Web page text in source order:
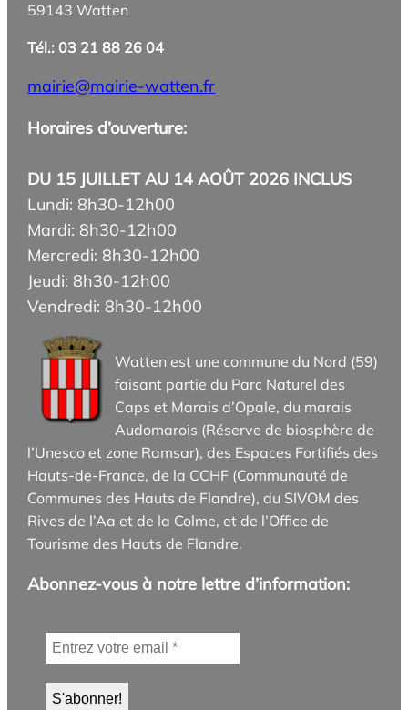
59143 Watten
Tél.: 03 21 88 26 04
mairie@mairie-watten.fr
Horaires d’ouverture:
DU 15 JUILLET AU 14 AOÛT 2026 INCLUS
Lundi: 8h30-12h00
Mardi: 8h30-12h00
Mercredi: 8h30-12h00
Jeudi: 8h30-12h00
Vendredi: 8h30-12h00
Watten est une commune du Nord (59)
faisant partie du Parc Naturel des
Caps et Marais d’Opale, du marais
Audomarois (Réserve de biosphère de
l’Unesco et zone Ramsar), des Espaces Fortifiés des
Hauts-de-France, de la CCHF (Communauté de
Communes des Hauts de Flandre), du SIVOM des
Rives de l’Aa et de la Colme, et de l’Office de
Tourisme des Hauts de Flandre.
Abonnez-vous à notre lettre d’information: